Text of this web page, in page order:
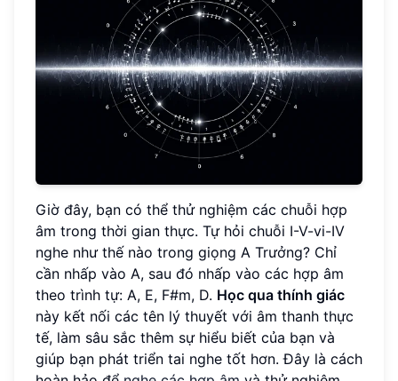
Giờ đây, bạn có thể thử nghiệm các chuỗi hợp
âm trong thời gian thực. Tự hỏi chuỗi I-V-vi-IV
nghe như thế nào trong giọng A Trưởng? Chỉ
cần nhấp vào A, sau đó nhấp vào các hợp âm
theo trình tự: A, E, F#m, D. Học qua thính giác
này kết nối các tên lý thuyết với âm thanh thực
tế, làm sâu sắc thêm sự hiểu biết của bạn và
giúp bạn phát triển tai nghe tốt hơn. Đây là cách